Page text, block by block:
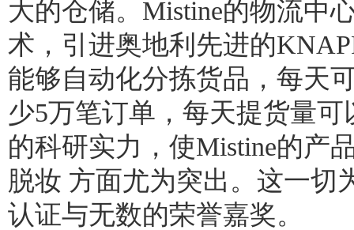
大的仓储。Mistine的物流中
术，引进奥地利先进的
能够自动化分拣货品，每天
少5万笔订单，每天提货量
的科研实力，使Mistine的产
脱妆 方面尤为突出。这一切
认证与无数的荣誉嘉奖。